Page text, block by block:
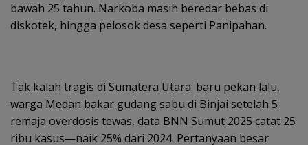
bawah 25 tahun. Narkoba masih beredar bebas di
diskotek, hingga pelosok desa seperti Panipahan.
Tak kalah tragis di Sumatera Utara: baru pekan lalu,
warga Medan bakar gudang sabu di Binjai setelah 5
remaja overdosis tewas, data BNN Sumut 2025 catat 25
ribu kasus—naik 25% dari 2024. Pertanyaan besar